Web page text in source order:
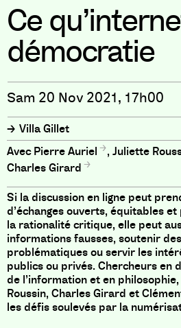
Ce
démocratie
Sam 20 Nov 2021, 17h00
Villa Gillet
Pierre Auriel
,Juliette
Charles Girard
Si la discussion en ligne peut
d’échanges ouverts, équitables
la rationalité critique, elle peut
informations fausses, soutenir
problématiques ou servir les
publics ou privés. Chercheurs en
de l’information et en
Roussin, Charles Girard et
les défis soulevés par la